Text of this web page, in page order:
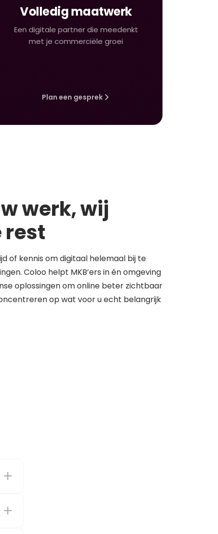
Volledig maatwerk
Een digitale partner die meedenkt
met je commerciële groei
Plan een gesprek
werk, wij
rest
of kennis om digitaal helemaal bij te
Coloo helpt MKB’ers in én omgeving
oplossingen om online beter zichtbaar
op wat voor u echt belangrijk